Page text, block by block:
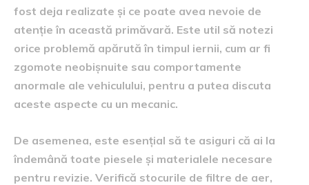
fost deja realizate și ce poate avea nevoie de
atenție în această primăvară. Este util să notezi
orice problemă apărută în timpul iernii, cum ar fi
zgomote neobișnuite sau comportamente
anormale ale vehiculului, pentru a putea discuta
aceste aspecte cu un mecanic.
De asemenea, este esențial să te asiguri că ai la
îndemână toate piesele și materialele necesare
pentru revizie. Verifică stocurile de filtre de aer,